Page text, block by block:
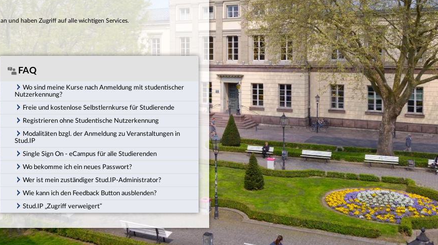
an und haben Zugriff auf alle wichtigen Services.
FAQ
Wo sind meine Kurse nach Anmeldung mit studentischer
Nutzerkennung?
Freie und kostenlose Selbstlernkurse für Studierende
Registrieren ohne Studentische Nutzerkennung
Modalitäten bzgl. der Anmeldung zu Veranstaltungen in
Stud.IP
Single Sign On - eCampus für alle Studierenden
Wo bekomme ich ein neues Passwort?
Wer ist mein zuständiger Stud.IP-Administrator?
Wie kann ich den Feedback Button ausblenden?
Stud.IP „Zugriff verweigert“